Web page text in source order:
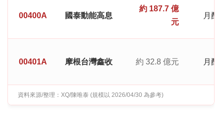
00400A 國泰動能高息
約 187.7 億
元
月配
00401A 摩根台灣鑫收 約 32.8 億元 月配
資料來源/整理：XQ/陳唯泰 (規模以 2026/04/30 為參考)